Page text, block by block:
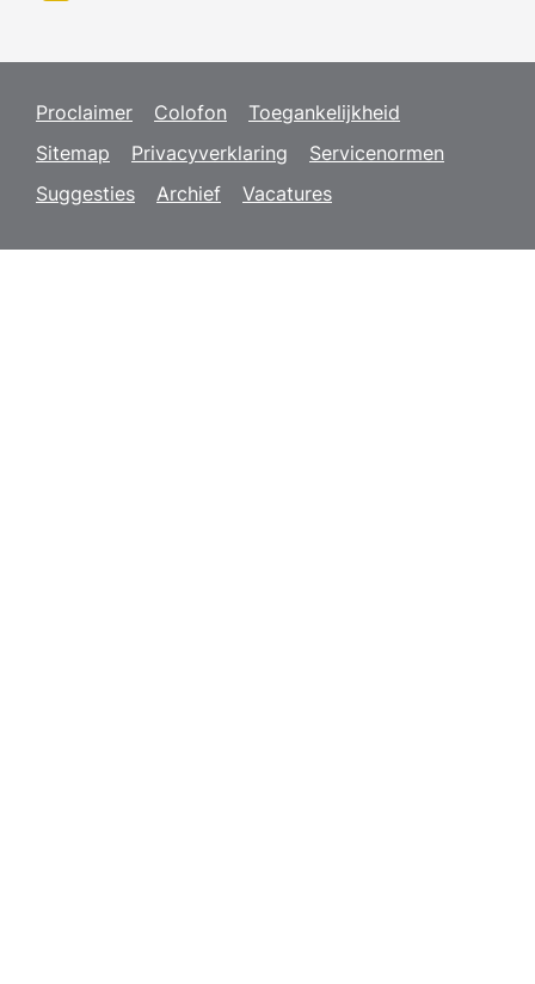
Proclaimer Colofon
Toegankelijkheid
Sitemap
Privacyverklaring
Servicenormen
Suggesties
Archief Vacatures